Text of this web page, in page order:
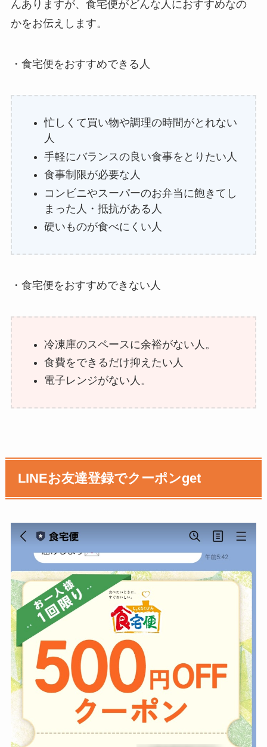
んありますが、食宅便がどんな人におすすめなの
かをお伝えします。
・食宅便をおすすめできる人
忙しくて買い物や調理の時間がとれない
人
手軽にバランスの良い食事をとりたい人
食事制限が必要な人
コンビニやスーパーのお弁当に飽きてし
まった人・抵抗がある人
硬いものが食べにくい人
・食宅便をおすすめできない人
冷凍庫のスペースに余裕がない人。
食費をできるだけ抑えたい人
電子レンジがない人。
LINEお友達登録でクーポンget